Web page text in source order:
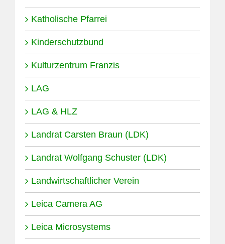
Katholische Pfarrei
Kinderschutzbund
Kulturzentrum Franzis
LAG
LAG & HLZ
Landrat Carsten Braun (LDK)
Landrat Wolfgang Schuster (LDK)
Landwirtschaftlicher Verein
Leica Camera AG
Leica Microsystems